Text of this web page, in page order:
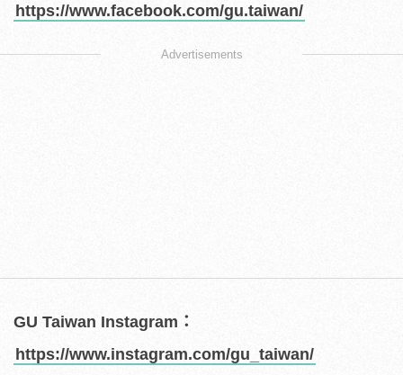
https://www.facebook.com/gu.taiwan/
Advertisements
GU Taiwan Instagram ：
https://www.instagram.com/gu_taiwan/